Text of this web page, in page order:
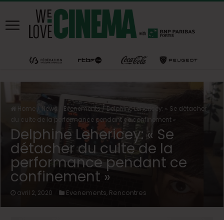
Home News Evenements / Delphine Lehericey: « Se détacher
du culte de la performance pendant ce confinement »
Delphine Lehericey: « Se
détacher du culte de la
performance pendant ce
confinement »
avril 2, 2020 Evenements, Rencontres